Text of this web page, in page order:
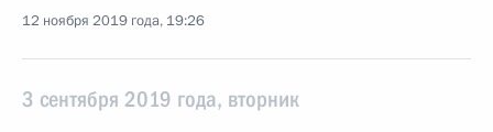
12 ноября 2019 года, 19:26
3 сентября 2019 года, вторник